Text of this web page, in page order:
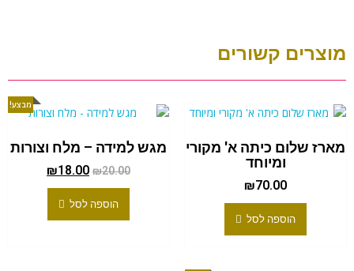
מוצרים קשורים
מארז שלום כיתה א' מקורי
ומיוחד
₪70.00
הוספה לסל
מבצע!
מגש למידה – מלח וצורות
₪20.00
₪18.00
הוספה לסל